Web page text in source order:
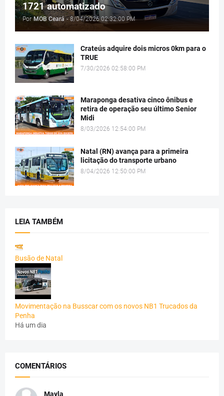
1721 automatizado
Por MOB Ceará - 8/04/2026 02:32:00 PM
Crateús adquire dois micros 0km para o
TRUE
7/30/2026 02:58:00 PM
Maraponga desativa cinco ônibus e
retira de operação seu último Senior
Midi
8/03/2026 12:54:00 PM
Natal (RN) avança para a primeira
licitação do transporte urbano
8/04/2026 12:50:00 PM
LEIA TAMBÉM
Busão de Natal
Movimentação na Busscar com os novos NB1 Trucados da
Penha
Há um dia
COMENTÁRIOS
Mayla